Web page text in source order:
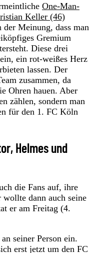
One-Man-
Keller (46)
Meinung, dass man
Gremium
Diese drei
ein rot-weißes Herz
lassen. Der
zusammen, da
Ohren hauen. Aber
zählen, sondern man
für den 1. FC Köln
Helmes und
die Fans auf, ihre
wollte dann auch seine
er am Freitag (4.
seiner Person ein.
erst jetzt um den FC